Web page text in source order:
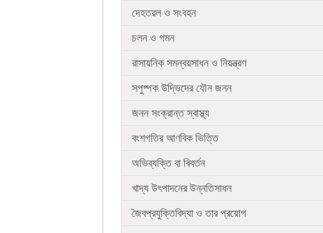
দেহতরল ও সংবহন
চলন ও গমন
রাসায়নিক সমন্বয়সাধন ও নিয়ন্ত্রণ
সপুষ্পক উদ্ভিদের যৌন জনন
জনন সংক্রান্ত স্বাস্থ্য
বংশগতির আণবিক ভিত্তি
অভিব্যক্তি বা বিবর্তন
খাদ্য উৎপাদনের উন্নতিসাধন
জৈবপ্রযুক্তিবিদ্যা ও তার প্রয়োগ